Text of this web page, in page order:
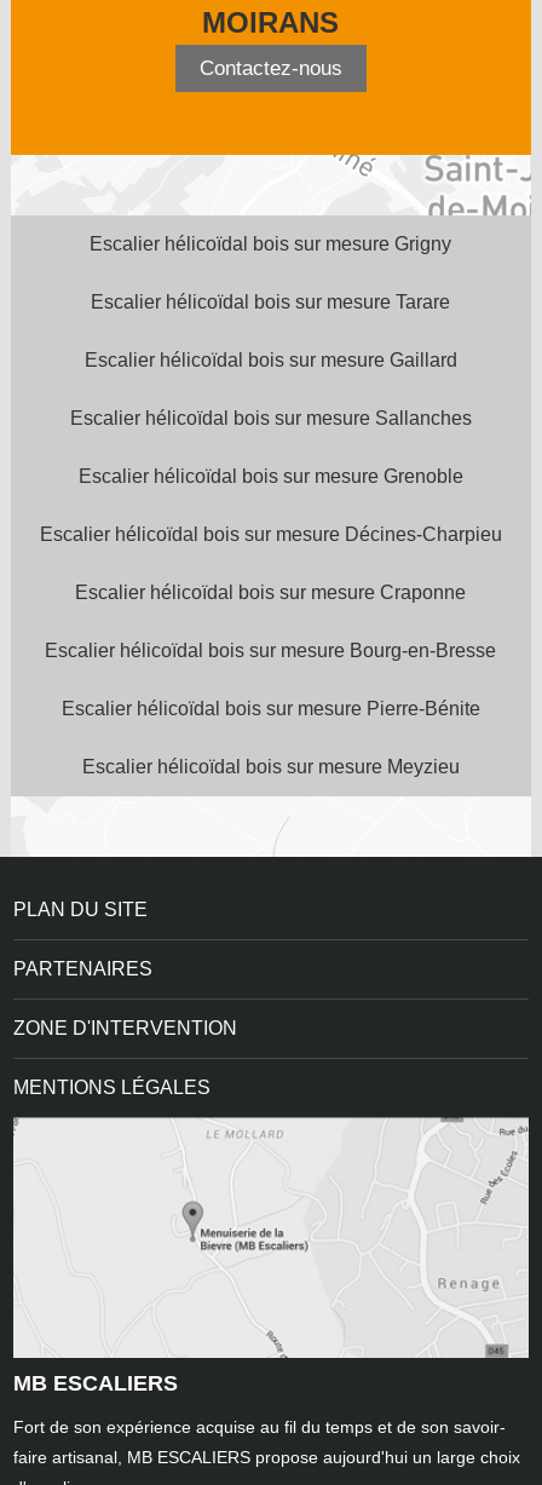
MOIRANS
Contactez-nous
Escalier hélicoïdal bois sur mesure Grigny
Escalier hélicoïdal bois sur mesure Tarare
Escalier hélicoïdal bois sur mesure Gaillard
Escalier hélicoïdal bois sur mesure Sallanches
Escalier hélicoïdal bois sur mesure Grenoble
Escalier hélicoïdal bois sur mesure Décines-Charpieu
Escalier hélicoïdal bois sur mesure Craponne
Escalier hélicoïdal bois sur mesure Bourg-en-Bresse
Escalier hélicoïdal bois sur mesure Pierre-Bénite
Escalier hélicoïdal bois sur mesure Meyzieu
PLAN DU SITE
PARTENAIRES
ZONE D'INTERVENTION
MENTIONS LÉGALES
MB ESCALIERS
Fort de son expérience acquise au fil du temps et de son savoir-
faire artisanal, MB ESCALIERS propose aujourd'hui un large choix